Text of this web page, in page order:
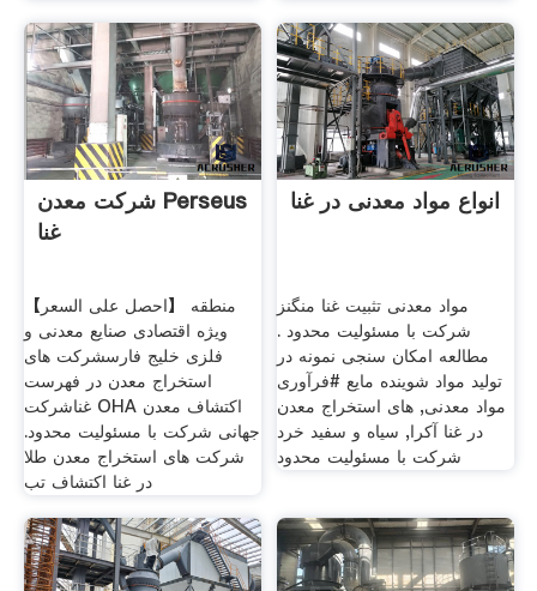
شرکت معدن Perseus
غنا
【احصل على السعر】 منطقه
ویژه اقتصادی صنایع معدنی و
فلزی خلیج فارسشرکت های
استخراج معدن در فهرست
غناشرکت OHA اکتشاف معدن
جهانی شرکت با مسئولیت محدود.
شرکت های استخراج معدن طلا
در غنا اکتشاف تب
انواع مواد معدنی در غنا
مواد معدنی تثبیت غنا منگنز
شرکت با مسئولیت محدود .
مطالعه امکان سنجی نمونه در
تولید مواد شوینده مایع #فرآوری
مواد معدنی, های استخراج معدن
در غنا آکرا, سیاه و سفید خرد
شرکت با مسئولیت محدود